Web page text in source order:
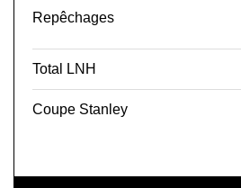
Repêchages
Total LNH
Coupe Stanley